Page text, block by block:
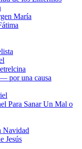
María
por una causa
Para Sanar Un Mal o
Navidad
Jesús